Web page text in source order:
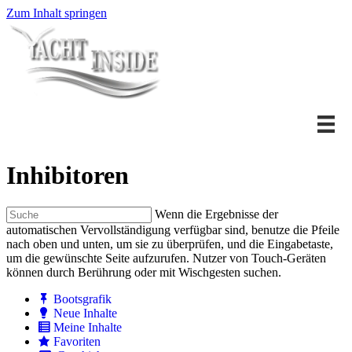
Zum Inhalt springen
Inhibitoren
Wenn die Ergebnisse der
automatischen Vervollständigung verfügbar sind, benutze die Pfeile
nach oben und unten, um sie zu überprüfen, und die Eingabetaste,
um die gewünschte Seite aufzurufen. Nutzer von Touch-Geräten
können durch Berührung oder mit Wischgesten suchen.
Bootsgrafik
Neue Inhalte
Meine Inhalte
Favoriten